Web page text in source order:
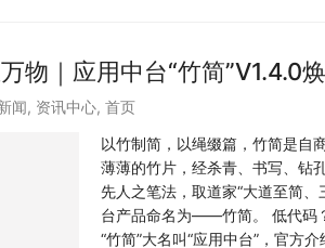
物｜应用中台“竹简”V1.4.0
闻, 资讯中心, 首页
以竹制简，以绳缀篇，竹简是自
薄薄的竹片，经杀青、书写、钻
先人之笔法，取道家“大道至简
台产品命名为——竹简。 低代码
“竹简”大名叫“应用中台”，官方